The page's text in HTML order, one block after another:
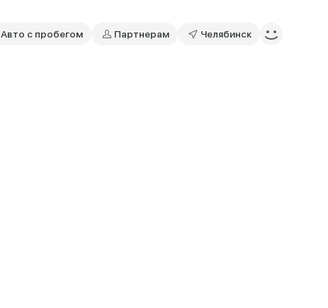
Авто с пробегом Партнерам Челябинск